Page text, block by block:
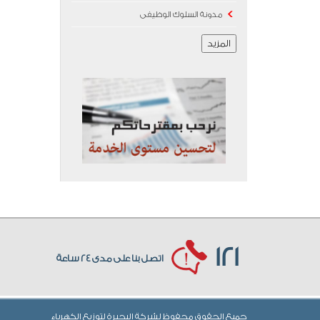
مدونة السلوك الوظيفى
المزيد
121 اتصل بنا على مدى 24 ساعة
جميع الحقوق محفوظ لشركة البحيرة لتوزيع الكهرباء